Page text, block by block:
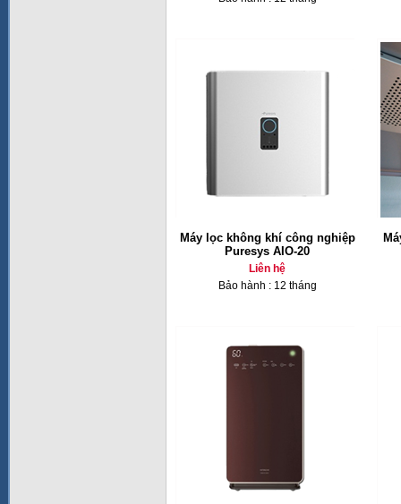
Máy lọc không khí công nghiệp
Puresys AIO-20
Liên hệ
Bảo hành : 12 tháng